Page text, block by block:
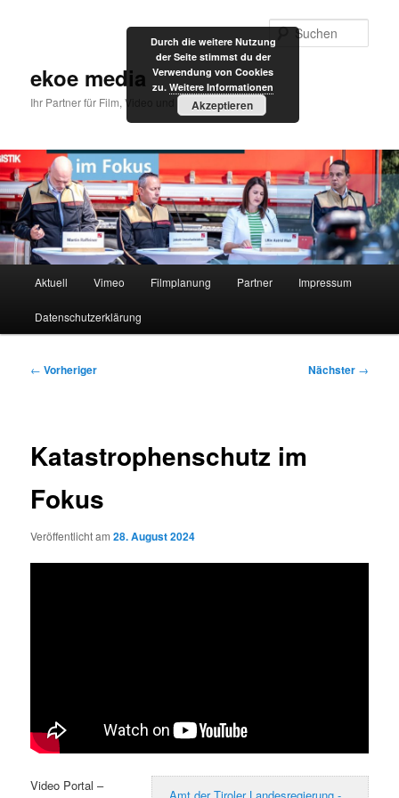
ekoe media
Ihr Partner für Film, Video und Internet
Aktuell Vimeo Filmplanung Partner Impressum
Datenschutzerklärung
Beitragsnavigation
← Vorheriger Nächster →
Katastrophenschutz im
Fokus
Veröffentlicht am28. August 2024
Amt der Tiroler Landesregierung -
Video Portal –
Durch die weitere Nutzung
der Seite stimmst du der
Verwendung von Cookies
zu. Weitere Informationen
Akzeptieren